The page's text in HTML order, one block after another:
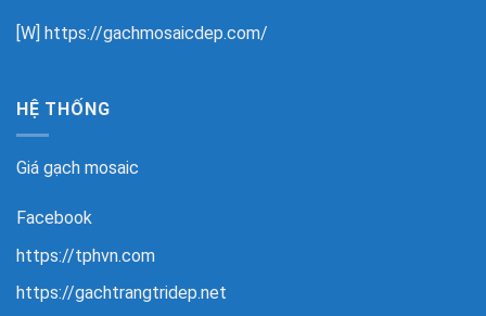
[W] https://gachmosaicdep.com/
HỆ THỐNG
Giá gạch mosaic
Facebook
https://tphvn.com
https://gachtrangtridep.net